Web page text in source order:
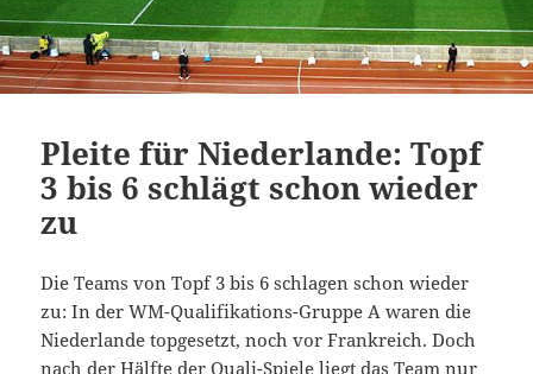
Pleite für Niederlande: Topf
3 bis 6 schlägt schon wieder
zu
Die Teams von Topf 3 bis 6 schlagen schon wieder
zu: In der WM-Qualifikations-Gruppe A waren die
Niederlande topgesetzt, noch vor Frankreich. Doch
nach der Hälfte der Quali-Spiele liegt das Team nur